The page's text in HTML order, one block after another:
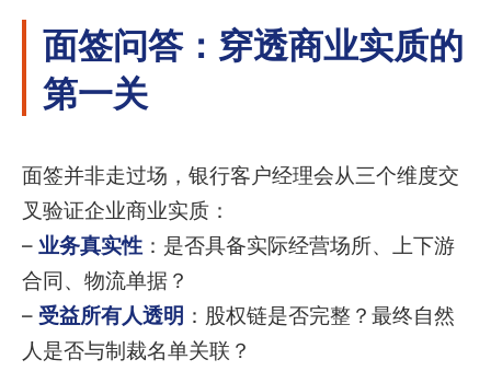
面签问答：穿透商业实质的
第一关
面签并非走过场，银行客户经理会从三个维度交
叉验证企业商业实质：
– 业务真实性 ：是否具备实际经营场所、上下游
合同、物流单据？
– 受益所有人透明 ：股权链是否完整？最终自然
人是否与制裁名单关联？